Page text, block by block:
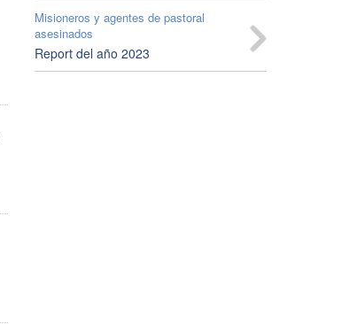
Misioneros y agentes de pastoral
asesinados
Report del año 2023